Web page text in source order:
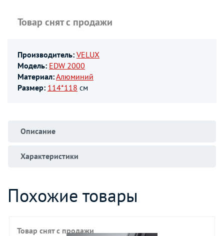
Товар снят с продажи
Производитель: VELUX
Модель: EDW 2000
Материал:Алюминий
Размер: 114*118 см
Описание
Характеристики
Похожие товары
Товар снят с продажи